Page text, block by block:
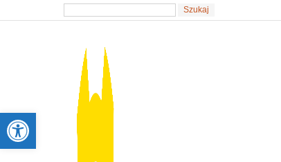
Otwórz pasek narzędzi